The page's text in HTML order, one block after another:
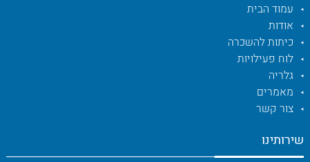
עמוד הבית
אודות
כיתות להשכרה
לוח פעילויות
גלריה
מאמרים
צור קשר
שירותינו